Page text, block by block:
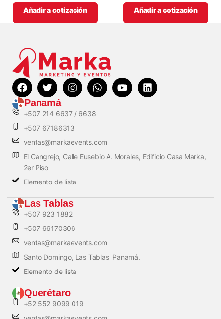
Añadir a cotización Añadir a cotización
Panamá
+507 214 6637 / 6638
+507 67186313
ventas@markaevents.com
El Cangrejo, Calle Eusebio A. Morales, Edificio Casa Marka,
2er Piso
Elemento de lista
Las Tablas
+507 923 1882
+507 66170306
ventas@markaevents.com
Santo Domingo, Las Tablas, Panamá.
Elemento de lista
Querétaro
+52 552 9099 019